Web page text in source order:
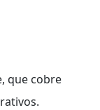
que cobre